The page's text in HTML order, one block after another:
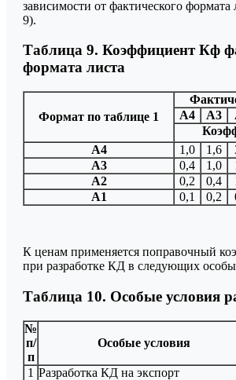
зависимости от фактического формата
9).
Таблица 9. Коэффициент Кф
формата листа
Формат по таблице 1
А4
А3
А4 1,0 1,6
А3
0,4 1,0
А2
0,2 0,4
А1
0,1 0,2
К ценам применяется поправочный
при разработке КД в следующих
Таблица 10. Особые условия
№
п/
п
Особые условия
1 Разработка КД на экспорт